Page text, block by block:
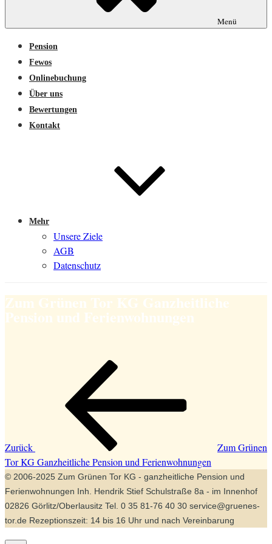
Menü
Pension
Fewos
Onlinebuchung
Über uns
Bewertungen
Kontakt
Mehr
Unsere Ziele
AGB
Datenschutz
Zum Grünen Tor KG Ganzheitliche
Pension und Ferienwohnungen
Beitragsnavigation
Zurück
Zum Grünen
Tor KG Ganzheitliche Pension und Ferienwohnungen
© 2006-2025 Zum Grünen Tor KG - ganzheitliche Pension und
Ferienwohnungen Inh. Hendrik Stief Schulstraße 8a - im Innenhof
02826 Görlitz/Oberlausitz Tel. 0 35 81-76 40 30 service@gruenes-
tor.de Rezeptionszeit: 14 bis 16 Uhr und nach Vereinbarung